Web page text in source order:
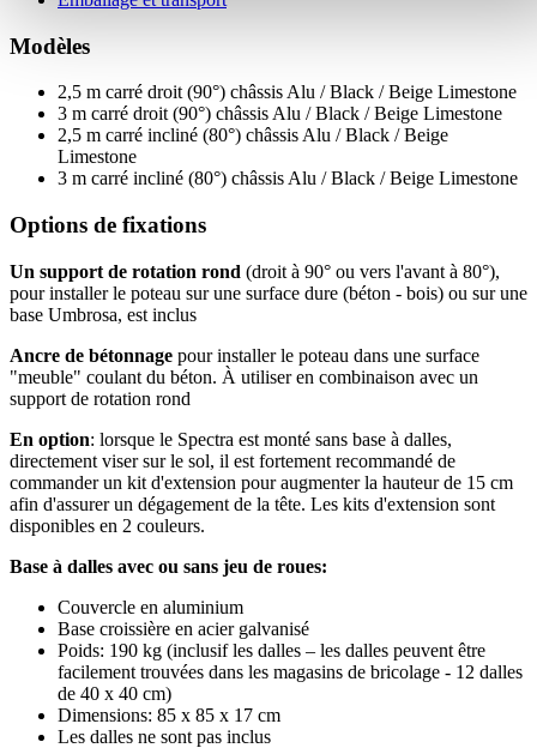
Modèles
2,5 m carré droit (90°) châssis Alu / Black / Beige Limestone
3 m carré droit (90°) châssis Alu / Black / Beige Limestone
2,5 m carré incliné (80°) châssis Alu / Black / Beige
Limestone
3 m carré incliné (80°) châssis Alu / Black / Beige Limestone
Options de fixations
Un support de rotation rond (droit à 90° ou vers l'avant à 80°),
pour installer le poteau sur une surface dure (béton - bois) ou sur une
base Umbrosa, est inclus
Ancre de bétonnage pour installer le poteau dans une surface
"meuble" coulant du béton. À utiliser en combinaison avec un
support de rotation rond
En option: lorsque le Spectra est monté sans base à dalles,
directement viser sur le sol, il est fortement recommandé de
commander un kit d'extension pour augmenter la hauteur de 15 cm
afin d'assurer un dégagement de la tête. Les kits d'extension sont
disponibles en 2 couleurs.
Base à dalles avec ou sans jeu de roues:
Couvercle en aluminium
Base croissière en acier galvanisé
Poids: 190 kg (inclusif les dalles – les dalles peuvent être
facilement trouvées dans les magasins de bricolage - 12 dalles
de 40 x 40 cm)
Dimensions: 85 x 85 x 17 cm
Les dalles ne sont pas inclus